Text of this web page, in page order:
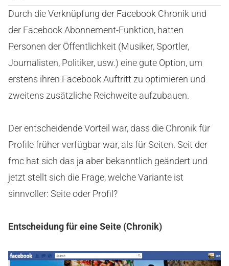
Durch die Verknüpfung der Facebook Chronik und
der Facebook Abonnement-Funktion, hatten
Personen der Öffentlichkeit (Musiker, Sportler,
Journalisten, Politiker, usw.) eine gute Option, um
erstens ihren Facebook Auftritt zu optimieren und
zweitens zusätzliche Reichweite aufzubauen.
Der entscheidende Vorteil war, dass die Chronik für
Profile früher verfügbar war, als für Seiten. Seit der
fmc hat sich das ja aber bekanntlich geändert und
jetzt stellt sich die Frage, welche Variante ist
sinnvoller: Seite oder Profil?
Entscheidung für eine Seite (Chronik)